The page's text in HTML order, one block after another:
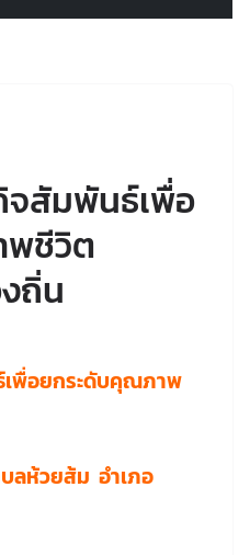
จสัมพันธ์เพื่อ
ชีวิต
ถิ่น
พื่อยกระดับคุณภาพ
ลห้วยส้ม อำเภอ